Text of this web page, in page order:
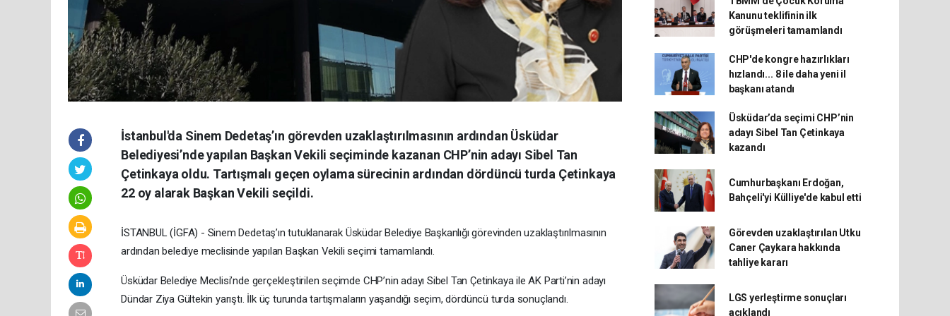
İstanbul'da Sinem Dedetaş’ın görevden uzaklaştırılmasının ardından Üsküdar
Belediyesi’nde yapılan Başkan Vekili seçiminde kazanan CHP’nin adayı Sibel Tan
Çetinkaya oldu. Tartışmalı geçen oylama sürecinin ardından dördüncü turda Çetinkaya
22 oy alarak Başkan Vekili seçildi.
İSTANBUL (İGFA) - Sinem Dedetaş’ın tutuklanarak Üsküdar Belediye Başkanlığı görevinden uzaklaştırılmasının
ardından belediye meclisinde yapılan Başkan Vekili seçimi tamamlandı.
Üsküdar Belediye Meclisi’nde gerçekleştirilen seçimde CHP’nin adayı Sibel Tan Çetinkaya ile AK Parti’nin adayı
Dündar Ziya Gültekin yarıştı. İlk üç turunda tartışmaların yaşandığı seçim, dördüncü turda sonuçlandı.
Kanunu teklifinin ilk
görüşmeleri tamamlandı
CHP'de kongre hazırlıkları
hızlandı... 8 ile daha yeni il
başkanı atandı
Üsküdar’da seçimi CHP’nin
adayı Sibel Tan Çetinkaya
kazandı
Cumhurbaşkanı Erdoğan,
Bahçeli'yi Külliye'de kabul etti
Görevden uzaklaştırılan Utku
Caner Çaykara hakkında
tahliye kararı
LGS yerleştirme sonuçları
açıklandı